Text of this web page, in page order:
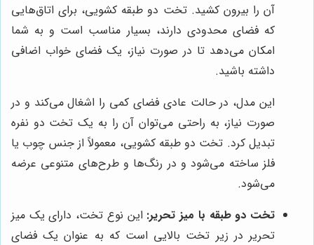
آن را بیرون کشید. تخت دو طبقه کشویی، برای اتاق‌هایی
که فضای محدودی دارند، بسیار مناسب است و به شما
امکان می‌دهد تا در صورت نیاز، یک فضای خواب اضافی
داشته باشید.
این مدل، در حالت عادی فضای کمی را اشغال می‌کند و در
صورت نیاز، به راحتی می‌توان آن را به یک تخت دو نفره
تبدیل کرد. تخت دو طبقه کشویی، معمولاً از جنس چوب یا
فلز ساخته می‌شود و در رنگ‌ها و طرح‌های متنوعی عرضه
می‌شود.
تخت دو طبقه با میز تحریر: این نوع تخت، دارای یک میز
تحریر در زیر تخت بالایی است که به عنوان یک فضای